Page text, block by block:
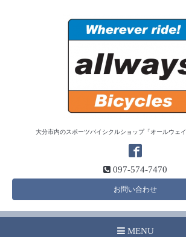
大分市内のスポーツバイシクルショップ「オールウェイ
097-574-7470
お問い合わせ
MENU